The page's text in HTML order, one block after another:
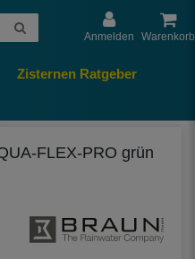
Anmelden Warenkorb
Zisternen Ratgeber
FLEX-PRO grün